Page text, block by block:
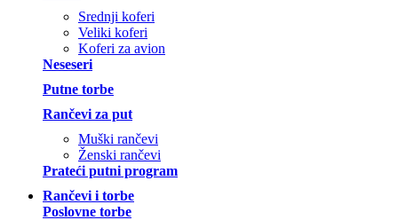
Srednji koferi
Veliki koferi
Koferi za avion
Neseseri
Putne torbe
Rančevi za put
Muški rančevi
Ženski rančevi
Prateći putni program
Rančevi i torbe
Poslovne torbe